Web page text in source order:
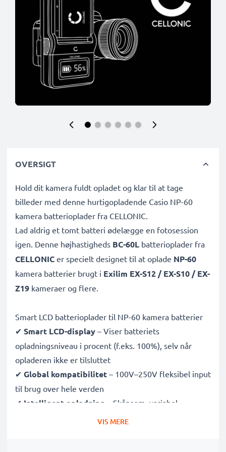
OVERSIGT
Hold dit kamera fuldt opladet og klar til at tage
billeder med denne hurtigopladende Casio NP-60
kamera batterioplader fra CELLONIC.
Lad aldrig et tomt batteri ødelægge en fotosession
igen. Denne højhastigheds BC-60L batterioplader fra
CELLONIC er specielt designet til at oplade NP-60
kamera batterier brugt i Exilim EX-S12 / EX-S10 / EX-
Z19 kameraer og flere.
Smart LCD batterioplader til NP-60 kamera batterier
✔ Smart LCD-display – Viser batteriets
opladningsniveau i procent (f.eks. 100%), selv når
opladeren ikke er tilsluttet
✔ Global kompatibilitet – 100V–250V fleksibel input
til brug over hele verden
✔ Intelligent opladning – Skånsom, variabel
spænding forlænger batteriets levetid
VIS MERE